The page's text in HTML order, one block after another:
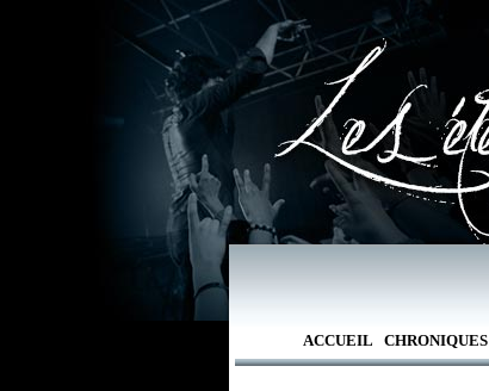
ACCUEIL CHRONIQUES